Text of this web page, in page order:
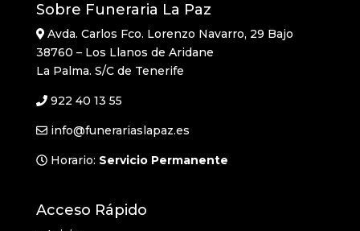
Sobre Funeraria La Paz
Avda. Carlos Fco. Lorenzo Navarro, 29 Bajo
38760 – Los Llanos de Aridane
La Palma. S/C de Tenerife
922 40 13 55
info@funerariaslapaz.es
Horario: Servicio Permanente
Acceso Rápido